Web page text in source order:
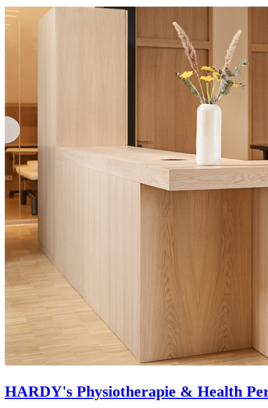
HARDY's Physiotherapie & Health